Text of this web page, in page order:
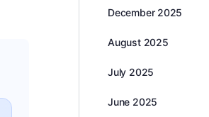
December 2025
August 2025
July 2025
June 2025